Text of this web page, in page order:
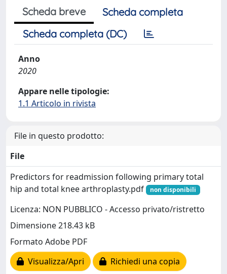
Scheda breve
Scheda completa
Scheda completa (DC)
Anno
2020
Appare nelle tipologie:
1.1 Articolo in rivista
File in questo prodotto:
File
Predictors for readmission following primary total
hip and total knee arthroplasty.pdf
non disponibili
Licenza: NON PUBBLICO - Accesso privato/ristretto
Dimensione 218.43 kB
Formato Adobe PDF
Visualizza/Apri
Richiedi una copia